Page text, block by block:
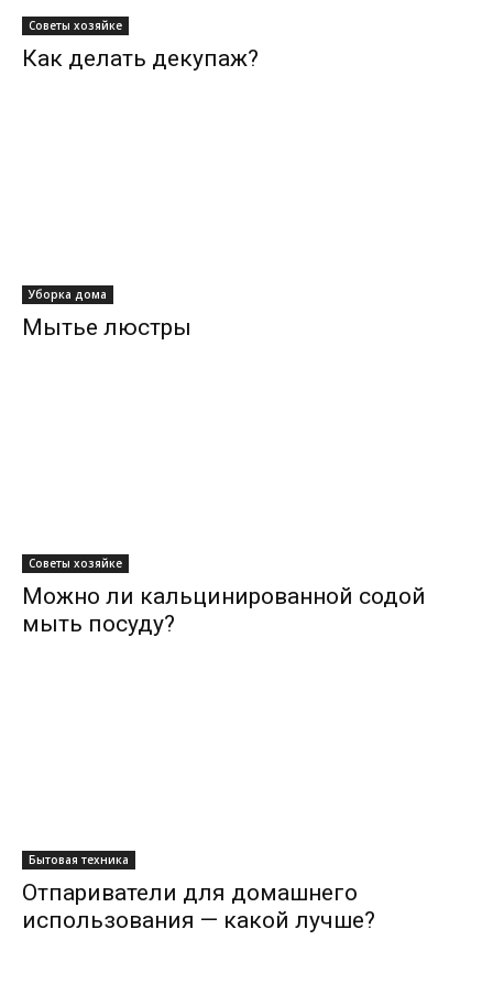
Советы хозяйке
Как делать декупаж?
Уборка дома
Мытье люстры
Советы хозяйке
Можно ли кальцинированной содой
мыть посуду?
Бытовая техника
Отпариватели для домашнего
использования — какой лучше?